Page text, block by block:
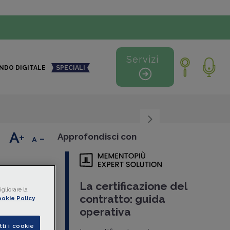
DIGITALE SPECIALI
Servizi
+ - Approfondisci con
La certificazione del
contratto: guida
operativa
la
Policy
i cookie